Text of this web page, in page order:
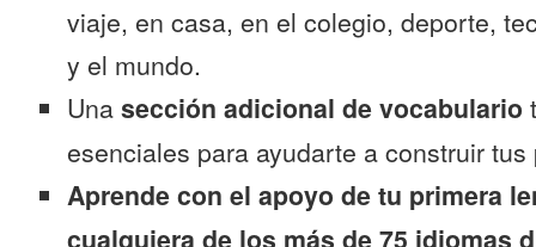
viaje, en casa, en el colegio, deporte,
y el mundo.
Una sección adicional de vocabulario
esenciales para ayudarte a construir
Aprende con el apoyo de tu primera
cualquiera de los más de 75 idiomas